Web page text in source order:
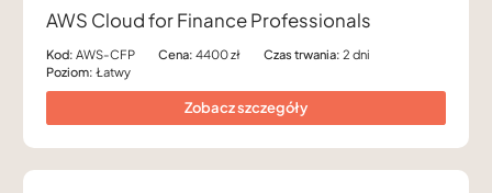
AWS Cloud for Finance Professionals
Kod: AWS-CFP Cena: 4400 zł Czas trwania: 2 dni
Poziom: Łatwy
Zobacz szczegóły